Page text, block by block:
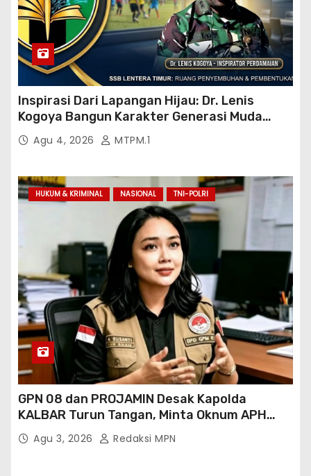
Inspirasi Dari Lapangan Hijau: Dr. Lenis
Kogoya Bangun Karakter Generasi Muda
PapuaAgu 4, 2026 MTPM.1
HUKUM & KRIMINAL NASIONAL TNI-POLRI
GPN 08 dan PROJAMIN Desak Kapolda
KALBAR Turun Tangan, Minta Oknum APH
Binaan SAWMILL Ilegal Sintang Ditindak
Agu 3, 2026 Redaksi MPN